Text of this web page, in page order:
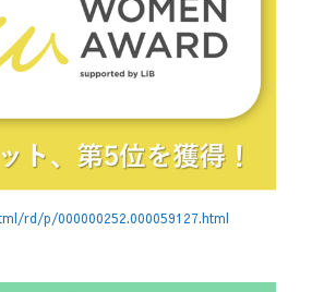
rd/p/000000252.000059127.html